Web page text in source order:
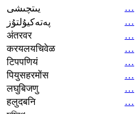
يىتچىشى
…
پەتەكيۇلتۇز
…
अंतरवर
…
करयलयचिवेळ
…
टिपपणियं
…
पियुसहरमोंस
…
लघुबिजणु
…
हलुदबनि
…